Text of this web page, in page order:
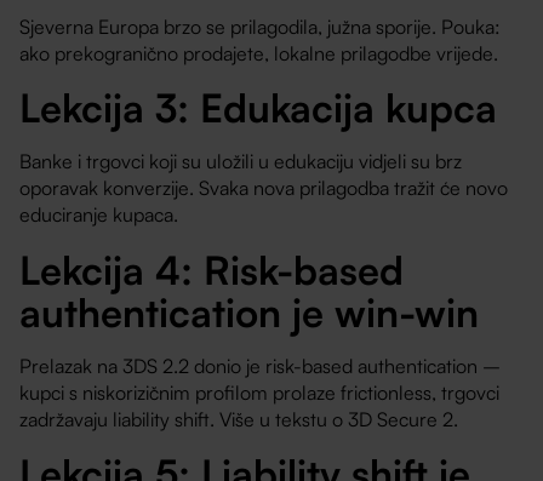
Sjeverna Europa brzo se prilagodila, južna sporije. Pouka:
ako prekogranično prodajete, lokalne prilagodbe vrijede.
Lekcija 3: Edukacija kupca
Banke i trgovci koji su uložili u edukaciju vidjeli su brz
oporavak konverzije. Svaka nova prilagodba tražit će novo
educiranje kupaca.
Lekcija 4: Risk-based
authentication je win-win
Prelazak na 3DS 2.2 donio je risk-based authentication –
kupci s niskorizičnim profilom prolaze frictionless, trgovci
zadržavaju liability shift. Više u tekstu o 3D Secure 2.